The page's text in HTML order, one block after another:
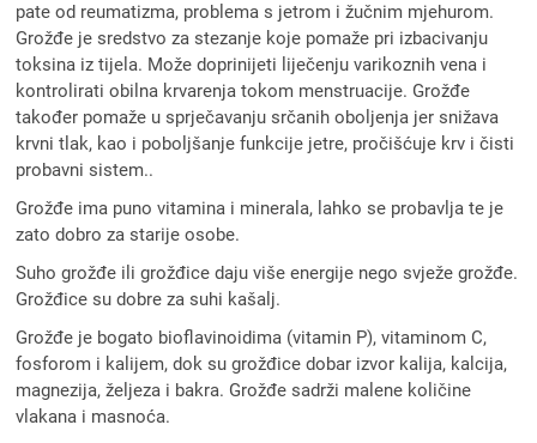
pate od reumatizma, problema s jetrom i žučnim mjehurom.
Grožđe je sredstvo za stezanje koje pomaže pri izbacivanju
toksina iz tijela. Može doprinijeti liječenju varikoznih vena i
kontrolirati obilna krvarenja tokom menstruacije. Grožđe
također pomaže u sprječavanju srčanih oboljenja jer snižava
krvni tlak, kao i poboljšanje funkcije jetre, pročišćuje krv i čisti
probavni sistem..
Grožđe ima puno vitamina i minerala, lahko se probavlja te je
zato dobro za starije osobe.
Suho grožđe ili grožđice daju više energije nego svježe grožđe.
Grožđice su dobre za suhi kašalj.
Grožđe je bogato bioflavinoidima (vitamin P), vitaminom C,
fosforom i kalijem, dok su grožđice dobar izvor kalija, kalcija,
magnezija, željeza i bakra. Grožđe sadrži malene količine
vlakana i masnoća.